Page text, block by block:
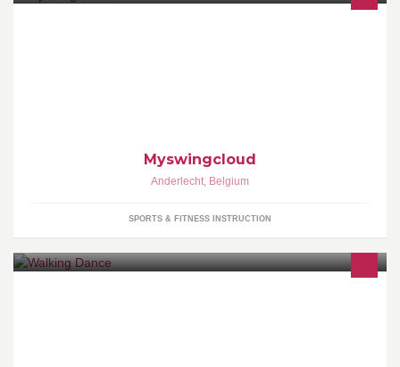
Myswingcloud
Anderlecht, Belgium
SPORTS & FITNESS INSTRUCTION